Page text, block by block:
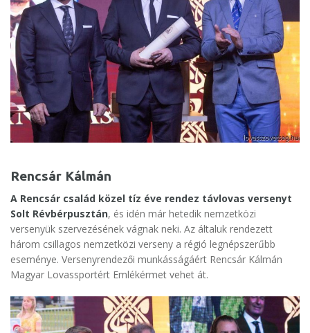
Rencsár Kálmán
A Rencsár család közel tíz éve rendez távlovas versenyt
Solt Révbérpusztán, és idén már hetedik nemzetközi
versenyük szervezésének vágnak neki. Az általuk rendezett
három csillagos nemzetközi verseny a régió legnépszerűbb
eseménye. Versenyrendezői munkásságáért Rencsár Kálmán
Magyar Lovassportért Emlékérmet vehet át.